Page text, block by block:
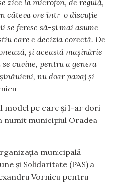
zice la microfon, de regulă,
câteva ore într-o discuție
se feresc să-și mai asume
care e decizia corectă. De
și această mașinărie
cuvine, pentru a genera
nu doar pavaj și
model pe care și l-ar dori
numit municipiul Oradea
municipală
și Solidaritate (PAS) a
Vornicu pentru